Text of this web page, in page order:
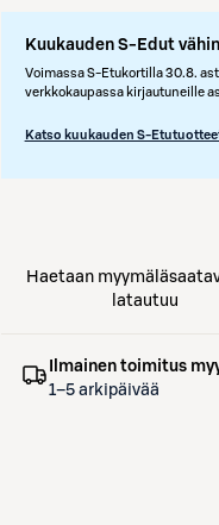
Kuukauden S-Edut
Voimassa S-Etukortilla 30.8.
verkkokaupassa kirjautuneille
Katso kuukauden S-
Haetaan
latautuu
Ilmainen toimitus
1–5 arkipäivää